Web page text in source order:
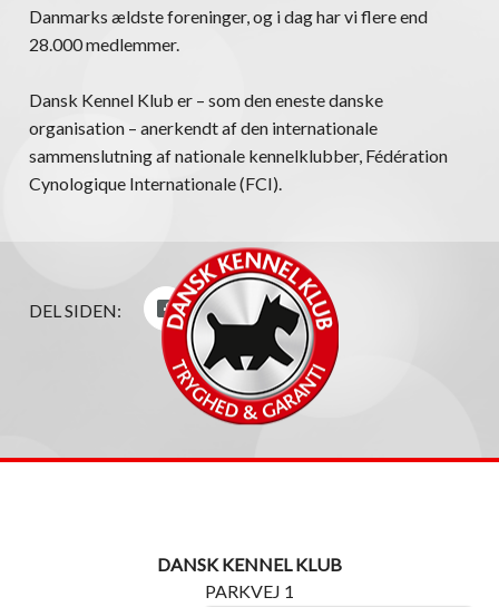
Danmarks ældste foreninger, og i dag har vi flere end
28.000 medlemmer.
Dansk Kennel Klub er – som den eneste danske
organisation – anerkendt af den internationale
sammenslutning af nationale kennelklubber, Fédération
Cynologique Internationale (FCI).
DEL SIDEN:
DANSK KENNEL KLUB
PARKVEJ 1